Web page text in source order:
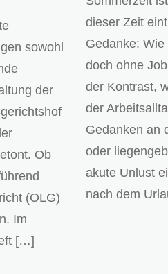
sowohl
der
Ob
(OLG)
Im
[…]
dieser Zeit
Gedanke:
doch ohne
der Kontrast,
der
Gedanken an
oder
akute Unlust
nach dem